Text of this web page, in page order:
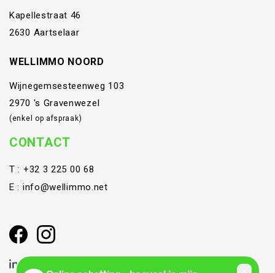
Kapellestraat 46
2630 Aartselaar
WELLIMMO NOORD
Wijnegemsesteenweg 103
2970 's Gravenwezel
(enkel op afspraak)
CONTACT
T : +32 3 225 00 68
E : info@wellimmo.net